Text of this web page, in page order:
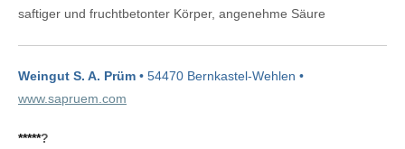
saftiger und fruchtbetonter Körper, angenehme Säure
Weingut S. A. Prüm • 54470 Bernkastel-Wehlen •
www.sapruem.com
*****?